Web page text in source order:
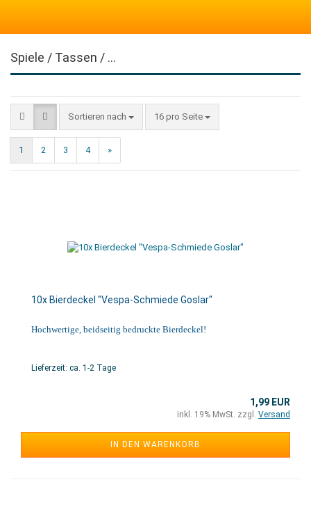
Spiele / Tassen / ...
Sortieren nach 16 pro Seite
1 2 3 4 »
10x Bierdeckel "Vespa-Schmiede Goslar"
Hochwertige, beidseitig bedruckte Bierdeckel!
Lieferzeit: ca. 1-2 Tage
1,99 EUR
inkl. 19% MwSt. zzgl. Versand
IN DEN WARENKORB